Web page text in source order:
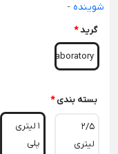
شوینده -
گرید*
Laboratory
بسته بندی *
2/5
لیتری
1 لیتری
پلی